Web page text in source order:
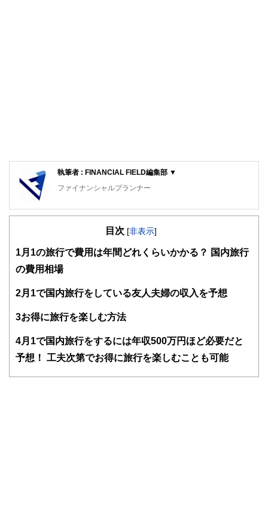
執筆者 : FINANCIAL FIELD編集部 ▼
ファイナンシャルプランナー
FinancialField編集部は、金融、経済に関する記事を、日々
知識がない方でも理解できるようわかりやすく発信していま
得者を中心に「お金や暮らし」に関する書籍・雑誌の編集経
関わることで、読者目線のコンテンツを追求しています。
FinancialFieldの特徴は、ファイナンシャルプランナー、弁
ドバイザー、DCプランナー、公認会計士、社会保険労務
士、行政書士、投資アナリスト、キャリアコンサルタントな
ど150名以上の有資格者を執筆者・監修者として迎え、むず
をわかりやすく発信している点です。
目次 [非表示]
1 月1の旅行で費用は年間どれくらいかかる？ 国内旅行
の費用相場
2 月1で国内旅行をしている友人夫婦の収入を予想
3お得に旅行を楽しむ方法
4月1で国内旅行をするには年収500万円ほど必要だと
予想！ 工夫次第でお得に旅行を楽しむことも可能